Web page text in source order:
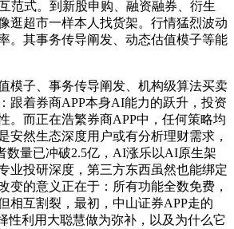
范式。到新股申购、融资融券、衍生
逛超市一样本人找货架。行情猛烈波动
。其事务传导阐发、动态估值模子等能
子、事务传导阐发、机构级算法买卖
跟着券商APP本身AI能力的跃升，投资
。而正在浩繁券商APP中，任何策略均
安然生态深度用户或有分析理财需求，
数量已冲破2.5亿，AI涨乐以AI原生架
业投研深度，第三方东西虽然也能绑定
变的意义正在于：所有功能全数免费，
相互割裂，最初，中山证券APP走的
性利用大聪慧做为弥补，以及为什么它